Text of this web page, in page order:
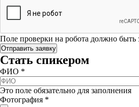
Поле проверки на робота должно быть
Стать спикером
ФИО *
Это поле обязательно для заполнения
Фотография *